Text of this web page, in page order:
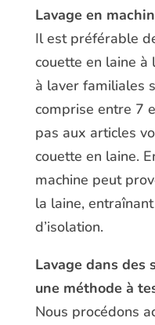
Lavage en
Il est préférable
couette en laine à
à laver familiales
comprise entre 7
pas aux articles
couette en laine.
machine peut
la laine,
d’isolation.
Lavage dans des
une méthode à
Nous procédons